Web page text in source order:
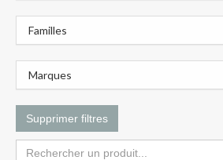
Familles
Marques
Supprimer filtres